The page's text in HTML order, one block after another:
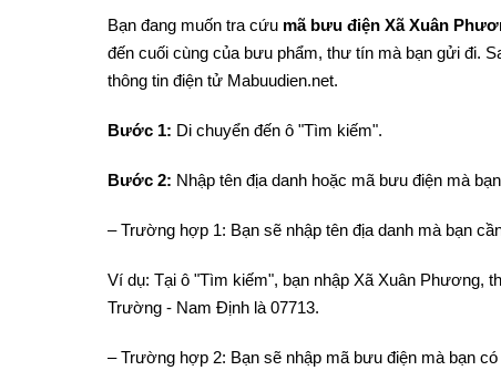
Bạn đang muốn tra cứu mã bưu điện Xã Xuân
đến cuối cùng của bưu phẩm, thư tín mà bạn gửi đi.
thông tin điện tử Mabuudien.net.
Bước 1: Di chuyển đến ô "Tìm kiếm".
Bước 2: Nhập tên địa danh hoặc mã bưu điện mà
– Trường hợp 1: Bạn sẽ nhập tên địa danh mà bạn
Ví dụ: Tại ô "Tìm kiếm", bạn nhập Xã Xuân Phương,
Trường - Nam Định là 07713.
– Trường hợp 2: Bạn sẽ nhập mã bưu điện mà bạn